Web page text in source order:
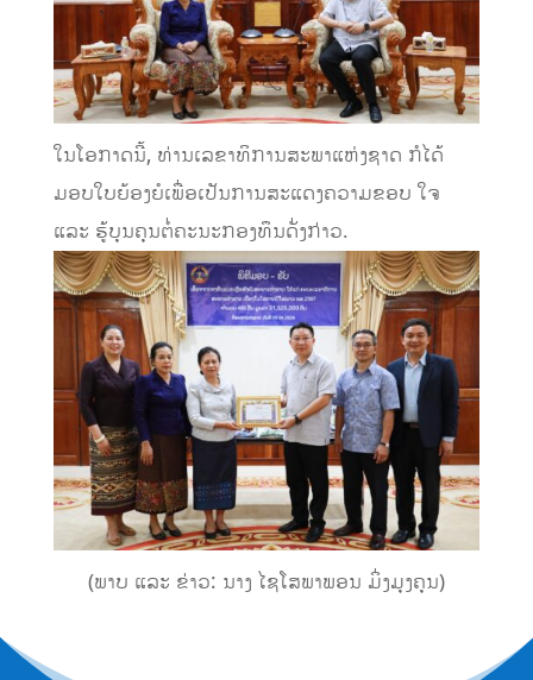
ໃນໂອກາດນີ້, ທ່ານເລຂາທິການສະພາແຫ່ງຊາດ ກໍໄດ້
ມອບໃບຍ້ອງຍໍເພື່ອເປັນການສະແດງຄວາມຂອບ ໃຈ
ແລະ ຮູ້ບຸນຄຸນຕໍ່ຄະນະກອງທຶນດັ່ງກ່າວ.
(ພາບ ແລະ ຂ່າວ: ນາງ ໄຊໂສພາພອນ ມິ່ງມຸງຄຸນ)